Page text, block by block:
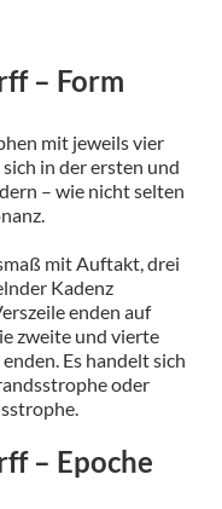
– Form
mit jeweils vier
in der ersten und
– wie nicht selten
mit Auftakt, drei
Kadenz
enden auf
zweite und vierte
Es handelt sich
oder
– Epoche